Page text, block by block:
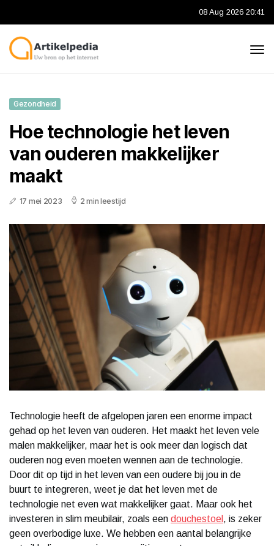
08 Aug 2026 20:41
Gezondheid
Hoe technologie het leven
van ouderen makkelijker
maakt
17 mei 2023 2 min leestijd
Technologie heeft de afgelopen jaren een enorme impact
gehad op het leven van ouderen. Het maakt het leven vele
malen makkelijker, maar het is ook meer dan logisch dat
ouderen nog even moeten wennen aan de technologie.
Door dit op tijd in het leven van een oudere bij jou in de
buurt te integreren, weet je dat het leven met de
technologie net even wat makkelijker gaat. Maar ook het
investeren in slim meubilair, zoals een douchestoel , is zeker
geen overbodige luxe. We hebben een aantal belangrijke